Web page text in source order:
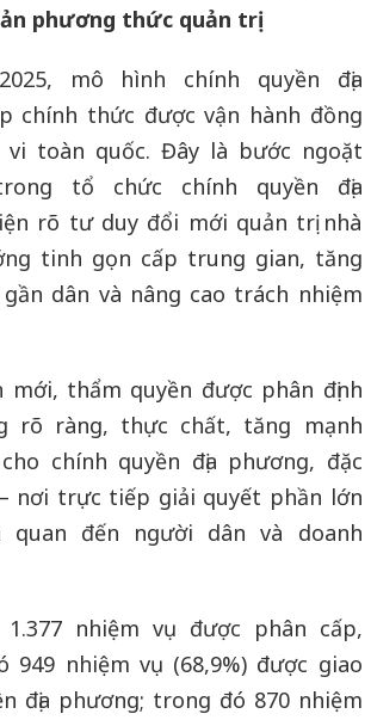
phương thức quản trị
mô hình chính quyền địa
chính thức được vận hành đồng
toàn quốc. Đây là bước ngoặt
tổ chức chính quyền địa
rõ tư duy đổi mới quản trị nhà
tinh gọn cấp trung gian, tăng
dân và nâng cao trách nhiệm
mới, thẩm quyền được phân định
rõ ràng, thực chất, tăng mạnh
chính quyền địa phương, đặc
nơi trực tiếp giải quyết phần lớn
quan đến người dân và doanh
nhiệm vụ được phân cấp,
949 nhiệm vụ (68,9%) được giao
địa phương; trong đó 870 nhiệm